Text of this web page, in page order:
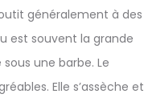
généralement à des
est souvent la grande
une barbe. Le
Elle s’assèche et